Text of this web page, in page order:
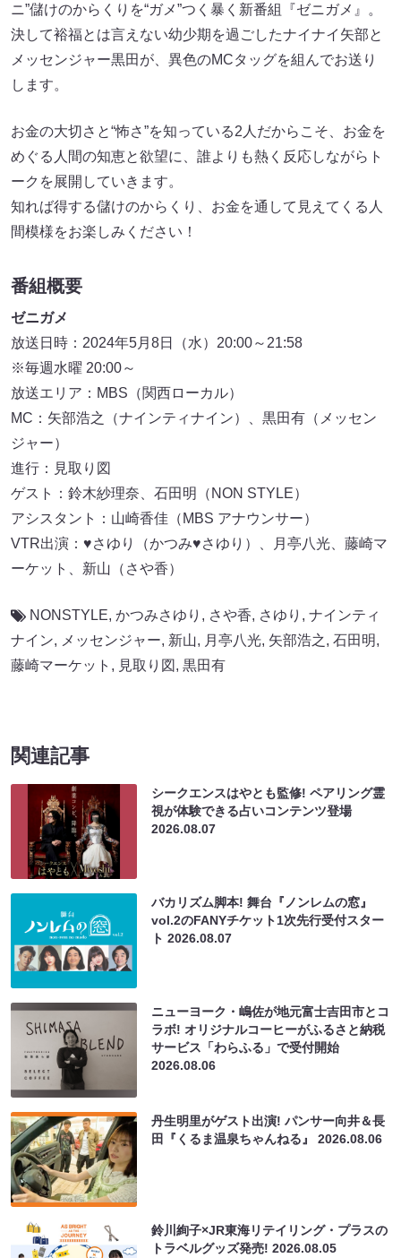
ニ”儲けのからくりを“ガメ”つく暴く新番組『ゼニガメ』。
決して裕福とは言えない幼少期を過ごしたナイナイ矢部と
メッセンジャー黒田が、異色のMCタッグを組んでお送り
します。
お金の大切さと“怖さ”を知っている2人だからこそ、お金を
めぐる人間の知恵と欲望に、誰よりも熱く反応しながらト
ークを展開していきます。
知れば得する儲けのからくり、お金を通して見えてくる人
間模様をお楽しみください！
番組概要
ゼニガメ
放送日時：2024年5月8日（水）20:00～21:58
※毎週水曜 20:00～
放送エリア：MBS（関西ローカル）
MC：矢部浩之（ナインティナイン）、黒田有（メッセン
ジャー）
進行：見取り図
ゲスト：鈴木紗理奈、石田明（NON STYLE）
アシスタント：山崎香佳（MBS アナウンサー）
VTR出演：♥さゆり（かつみ♥さゆり）、月亭八光、藤崎マ
ーケット、新山（さや香）
NONSTYLE, かつみさゆり , さや香, さゆり , ナインティ
ナイン, メッセンジャー, 新山, 月亭八光, 矢部浩之, 石田明,
藤崎マーケット , 見取り図 , 黒田有
関連記事
シークエンスはやとも監修! ペアリング霊
視が体験できる占いコンテンツ登場
2026.08.07
バカリズム脚本! 舞台『ノンレムの窓』
vol.2のFANYチケット1次先行受付スター
ト2026.08.07
ニューヨーク・嶋佐が地元富士吉田市とコ
ラボ! オリジナルコーヒーがふるさと納税
サービス「わらふる」で受付開始
2026.08.06
丹生明里がゲスト出演! パンサー向井＆長
田『くるま温泉ちゃんねる』2026.08.06
鈴川絢子×JR東海リテイリング・プラスの
トラベルグッズ発売!2026.08.05